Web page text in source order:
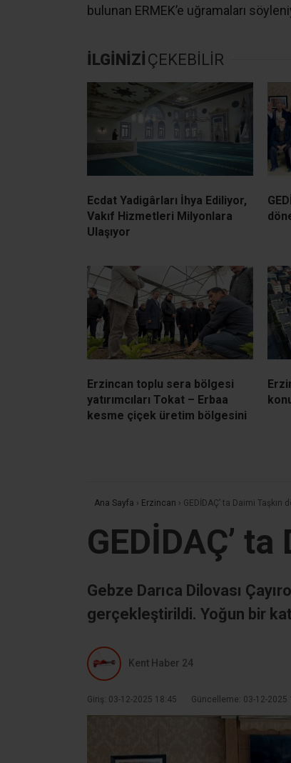
bulunan ERMEK’e uğramaları
İLGİNİZİ ÇEKEBİLİR
Ecdat Yadigârları İhya Ediliyor,
Vakıf Hizmetleri Milyonlara
Ulaşıyor
Erzincan toplu sera bölgesi
yatırımcıları Tokat – Erbaa
kesme çiçek üretim bölgesini
Ana Sayfa › Erzincan › GEDİDAÇ’ ta Daimi Taşkın
GEDİDAÇ’
Gebze Darıca Dilovası
gerçekleştirildi. Yoğun bir
Kent Haber 24
Giriş: 03-12-2025 18:45 Güncelleme: 03-12-2025